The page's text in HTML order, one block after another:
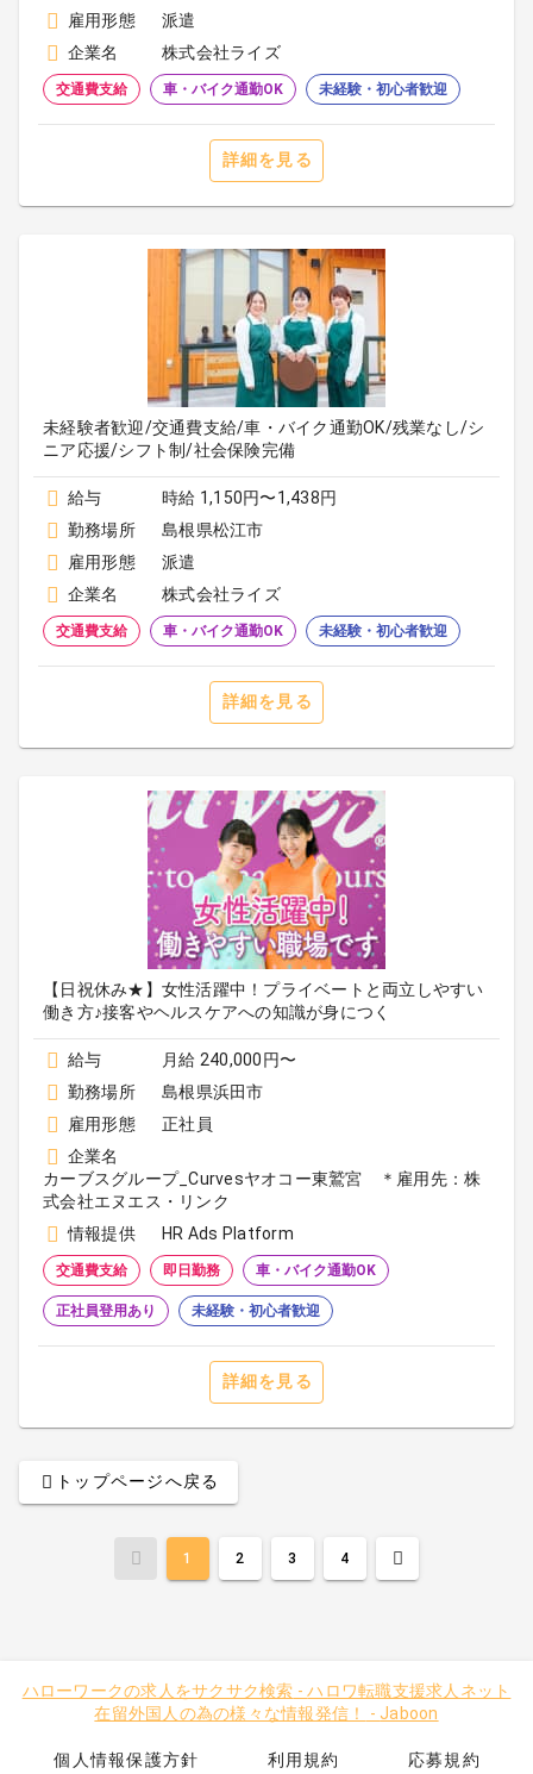
雇用形態
派遣
企業名
株式会社ライズ
交通費支給 車・バイク通勤OK 未経験・初心者歓迎
詳細を見る
未経験者歓迎/交通費支給/車・バイク通勤OK/残業なし/シ
ニア応援/シフト制/社会保険完備
給与
時給 1,150円〜1,438円
勤務場所
島根県松江市
雇用形態
派遣
企業名
株式会社ライズ
交通費支給 車・バイク通勤OK 未経験・初心者歓迎
詳細を見る
【日祝休み★】女性活躍中！プライベートと両立しやすい
働き方♪接客やヘルスケアへの知識が身につく
給与
月給 240,000円〜
勤務場所
島根県浜田市
雇用形態
正社員
企業名
カーブスグループ_Curvesヤオコー東鷲宮 ＊雇用先：株
式会社エヌエス・リンク
情報提供
HR Ads Platform
交通費支給 即日勤務 車・バイク通勤OK
正社員登用あり 未経験・初心者歓迎
詳細を見る
トップページへ戻る
1 2 3 4
ハローワークの求人をサクサク検索 -ハロワ転職支援求人ネット
在留外国人の為の様々な情報発信！
- Jaboon
個人情報保護方針 利用規約 応募規約